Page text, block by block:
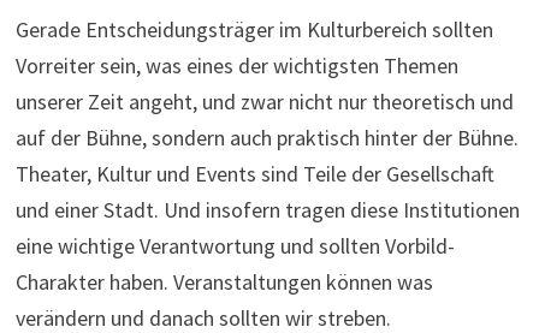
Gerade Entscheidungsträger im Kulturbereich sollten
Vorreiter sein, was eines der wichtigsten Themen
unserer Zeit angeht, und zwar nicht nur theoretisch und
auf der Bühne, sondern auch praktisch hinter der Bühne.
Theater, Kultur und Events sind Teile der Gesellschaft
und einer Stadt. Und insofern tragen diese Institutionen
eine wichtige Verantwortung und sollten Vorbild-
Charakter haben. Veranstaltungen können was
verändern und danach sollten wir streben.